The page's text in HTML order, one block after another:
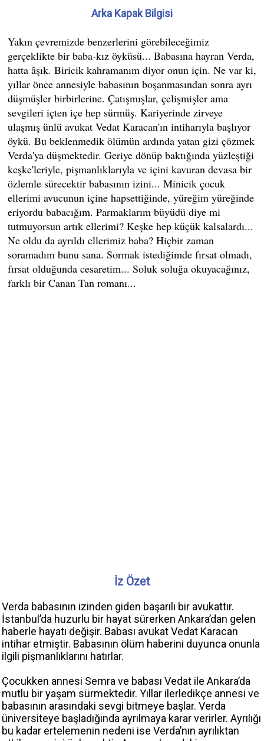
Arka Kapak Bilgisi
İz Özet
Verda babasının izinden giden başarılı bir avukattır.
İstanbul’da huzurlu bir hayat sürerken Ankara’dan gelen
haberle hayatı değişir. Babası avukat Vedat Karacan
intihar etmiştir. Babasının ölüm haberini duyunca onunla
ilgili pişmanlıklarını hatırlar.
Çocukken annesi Semra ve babası Vedat ile Ankara’da
mutlu bir yaşam sürmektedir. Yıllar ilerledikçe annesi ve
babasının arasındaki sevgi bitmeye başlar. Verda
üniversiteye başladığında ayrılmaya karar verirler. Ayrılığı
bu kadar ertelemenin nedeni ise Verda’nın ayrılıktan